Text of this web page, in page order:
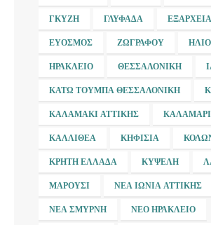
ΓΚΎΖΗ ΓΛΥΦΆΔΑ ΕΞΆΡΧΕΙΑ
ΕΎΟΣΜΟΣ ΖΩΓΡΆΦΟΥ
ΗΡΆΚΛΕΙΟ ΘΕΣΣΑΛΟΝΊΚΗ
ΚΆΤΩ ΤΟΎΜΠΑ ΘΕΣΣΑΛΟΝΊΚΗ
ΚΑΛΑΜΆΚΙ ΑΤΤΙΚΉΣ
ΚΑΛΛΙΘΈΑ ΚΗΦΙΣΙΆ
ΚΡΉΤΗ ΕΛΛΆΔΑ ΚΥΨΈΛΗ
ΜΑΡΟΎΣΙ ΝΈΑ ΙΩΝΊΑ ΑΤΤΙΚΉΣ
ΝΈΑ ΣΜΎΡΝΗ ΝΈΟ ΗΡΆΚΛΕΙΟ